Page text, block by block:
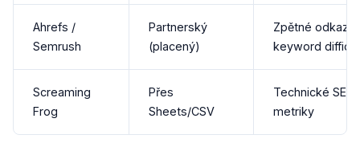
Ahrefs /
Semrush
Partnerský
(placený)
Zpětné odkazy,
keyword
Screaming
Frog
Přes
Sheets/CSV
Technické SEO
metriky